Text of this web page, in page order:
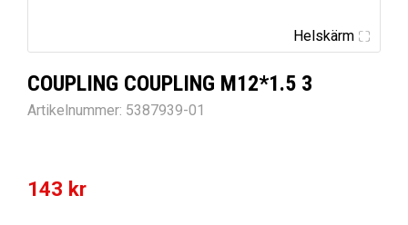
Helskärm
COUPLING COUPLING M12*1.5 3
Artikelnummer: 5387939-01
143 kr